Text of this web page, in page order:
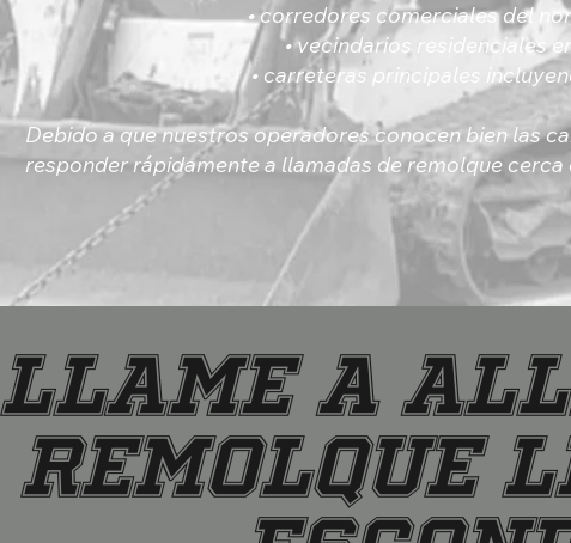
• corredores comerciales del
• vecindarios residenciales
• carreteras principales
Debido a que nuestros operadores conocen bien las
responder rápidamente a llamadas de remolque cerca
Llame a
Remolque